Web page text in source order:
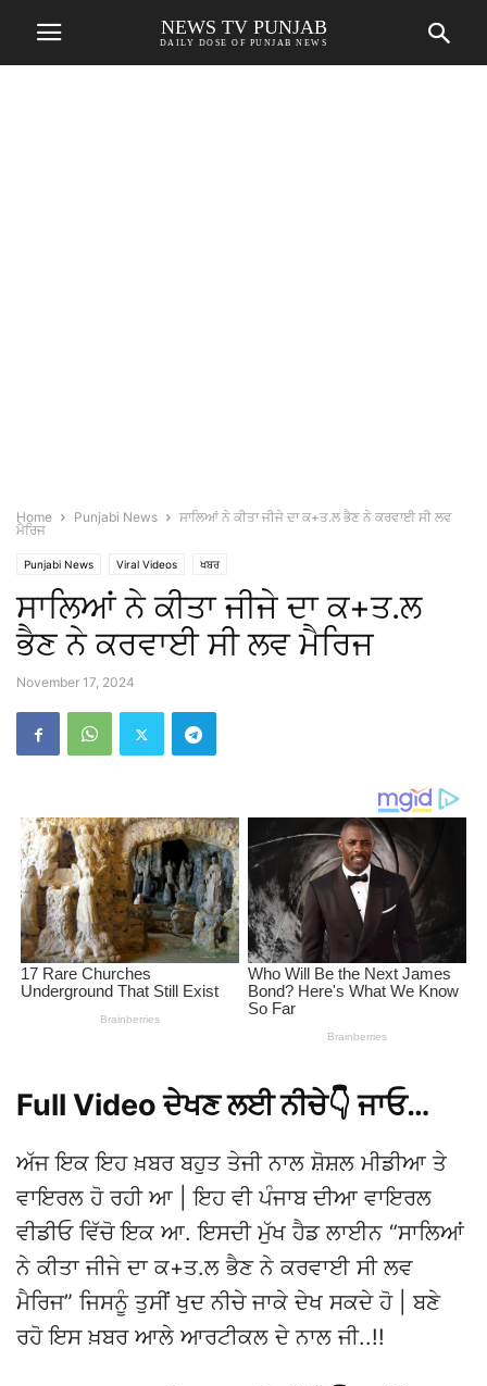
NEWS TV PUNJAB
DAILY DOSE OF PUNJAB NEWS
Home Punjabi News
ਸਾਲਿਆਂ ਨੇ ਕੀਤਾ ਜੀਜੇ ਦਾ ਕ+ਤ.ਲ ਭੈਣ ਨੇ ਕਰਵਾਈ ਸੀ ਲਵ
ਮੈਰਿਜ
Punjabi News Viral Videos ਖਬਰ
ਸਾਲਿਆਂ ਨੇ ਕੀਤਾ ਜੀਜੇ ਦਾ ਕ+ਤ.ਲ
ਭੈਣ ਨੇ ਕਰਵਾਈ ਸੀ ਲਵ ਮੈਰਿਜ
November 17, 2024
Full Video ਦੇਖਣ ਲਈ ਨੀਚੇ👇 ਜਾਓ…
ਅੱਜ ਇਕ ਇਹ ਖ਼ਬਰ ਬਹੁਤ ਤੇਜੀ ਨਾਲ ਸ਼ੋਸ਼ਲ ਮੀਡੀਆ ਤੇ
ਵਾਇਰਲ ਹੋ ਰਹੀ ਆ | ਇਹ ਵੀ ਪੰਜਾਬ ਦੀਆ ਵਾਇਰਲ
ਵੀਡੀਓ ਵਿੱਚੋ ਇਕ ਆ. ਇਸਦੀ ਮੁੱਖ ਹੈਡ ਲਾਈਨ “ਸਾਲਿਆਂ
ਨੇ ਕੀਤਾ ਜੀਜੇ ਦਾ ਕ+ਤ.ਲ ਭੈਣ ਨੇ ਕਰਵਾਈ ਸੀ ਲਵ
ਮੈਰਿਜ” ਜਿਸਨੂੰ ਤੁਸੀਂ ਖੁਦ ਨੀਚੇ ਜਾਕੇ ਦੇਖ ਸਕਦੇ ਹੋ | ਬਣੇ
ਰਹੋ ਇਸ ਖ਼ਬਰ ਆਲੇ ਆਰਟੀਕਲ ਦੇ ਨਾਲ ਜੀ..!!